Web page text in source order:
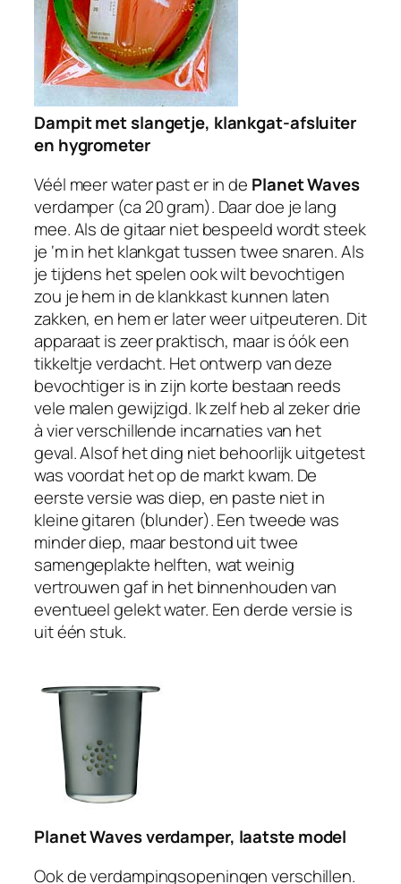
Dampit met slangetje, klankgat-afsluiter
en hygrometer
Véél meer water past er in de Planet Waves
verdamper (ca 20 gram). Daar doe je lang
mee. Als de gitaar niet bespeeld wordt steek
je ‘m in het klankgat tussen twee snaren. Als
jetijdens het spelenook wilt bevochtigen
zou je hem in de klankkast kunnen laten
zakken, en hem er later weer uitpeuteren. Dit
apparaat is zeer praktisch, maar is óók een
tikkeltje verdacht. Het ontwerp van deze
bevochtiger is in zijn korte bestaan reeds
vele malen gewijzigd. Ik zelf heb al zeker drie
à vier verschillende incarnaties van het
geval. Alsof het ding niet behoorlijk uitgetest
was voordat het op de markt kwam. De
eerste versie was diep, en paste niet in
kleine gitaren (blunder). Een tweede was
minder diep, maar bestond uit twee
samengeplakte helften, wat weinig
vertrouwen gaf in het binnenhouden van
eventueel gelekt water. Een derde versie is
uit één stuk.
Planet Waves verdamper, laatste model
Ook de verdampingsopeningen verschillen.